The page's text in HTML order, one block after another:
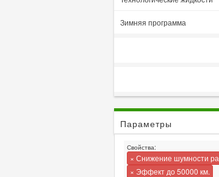
Зимняя программа
Параметры
Свойства:
× Снижение шумности ра
× Эффект до 50000 км.